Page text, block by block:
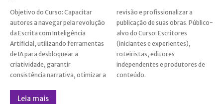
Objetivo do Curso: Capacitar
autores a navegar pela revolução
da Escrita com Inteligência
Artificial, utilizando ferramentas
de IA para desbloquear a
criatividade, garantir
consistência narrativa, otimizar a
revisão e profissionalizar a
publicação de suas obras. Público-
alvo do Curso: Escritores
(iniciantes e experientes),
roteiristas, editores
independentes e produtores de
conteúdo.
Leia mais